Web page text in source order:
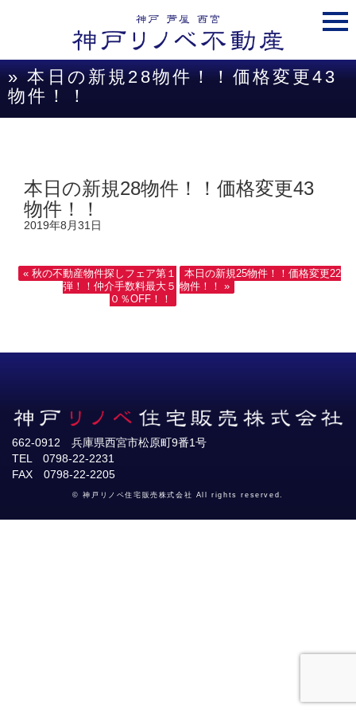
» 本日の新規28物件！！価格変更43
物件！！
本日の新規28物件！！価格変更43
物件！！
2019年8月31日
« 秋の不動産物件探しフェア第１
弾！！仲介手数料最大５
０％OFF！！
本日の新規25物件！！価格変更22
物件！！ »
662-0912 兵庫県西宮市松原町9番1号
TEL 0798-22-2231
FAX 0798-22-2205
© 神戸リノベ住宅販売株式会社 All rights reserved.